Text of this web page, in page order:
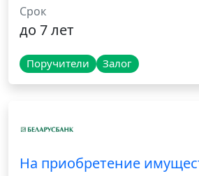
Срок
до 7 лет
Поручители Залог
На приобретение